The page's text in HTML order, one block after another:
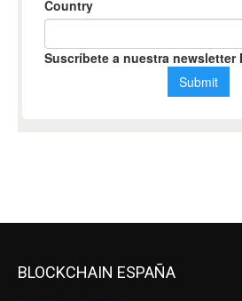
BLOCKCHAIN ESPAÑA